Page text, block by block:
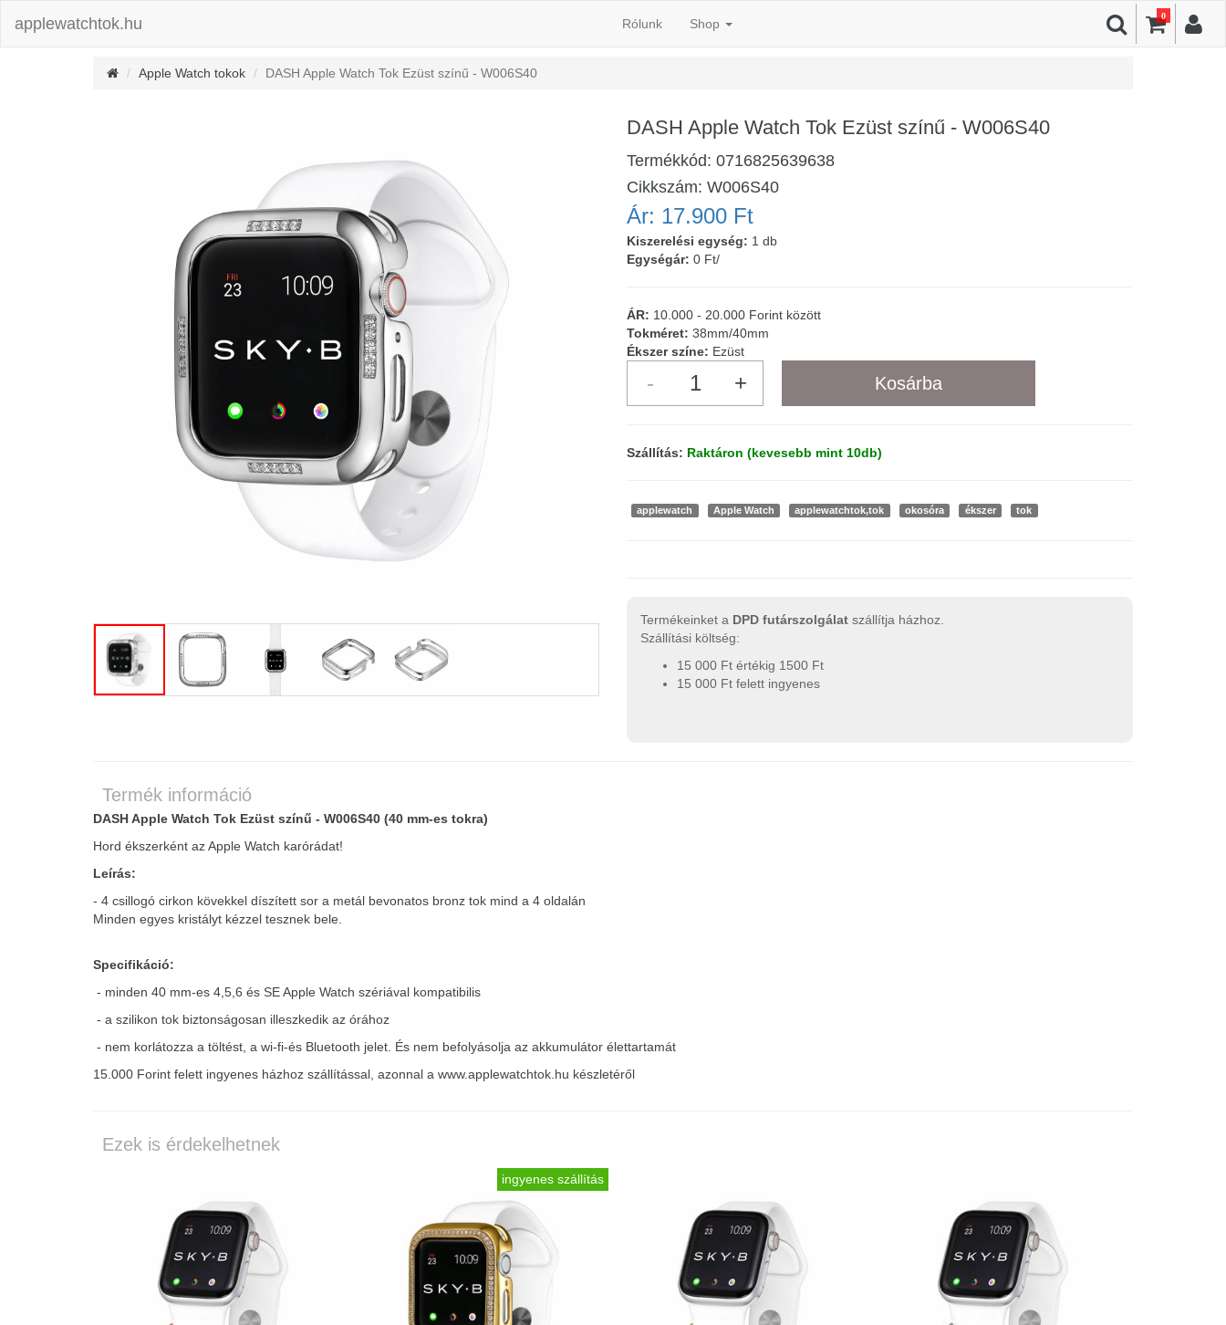
applewatchtok.hu 0
Rólunk Shop
Apple Watch tokok DASH Apple Watch Tok Ezüst színű - W006S40
DASH Apple Watch Tok Ezüst színű - W006S40
Termékkód: 0716825639638
Cikkszám: W006S40
Ár: 17.900 Ft
Kiszerelési egység: 1 db
Egységár: 0 Ft/
ÁR: 10.000 - 20.000 Forint között
Tokméret: 38mm/40mm
Ékszer színe: Ezüst
Szállítás: Raktáron (kevesebb mint 10db)
applewatch Apple Watch applewatchtok,tok okosóra ékszer tok
Termékeinket a DPD futárszolgálat szállítja házhoz.
Szállítási költség:
15 000 Ft értékig 1500 Ft
15 000 Ft felett ingyenes
Termék információ
DASH Apple Watch Tok Ezüst színű - W006S40 (40 mm-es tokra)
Hord ékszerként az Apple Watch karórádat!
Leírás:
- 4 csillogó cirkon kövekkel díszített sor a metál bevonatos bronz tok mind a 4 oldalán
Minden egyes kristályt kézzel tesznek bele.
Specifikáció:
- minden 40 mm-es 4,5,6 és SE Apple Watch szériával kompatibilis
- a szilikon tok biztonságosan illeszkedik az órához
- nem korlátozza a töltést, a wi-fi-és Bluetooth jelet. És nem befolyásolja az akkumulátor élettartamát
15.000 Forint felett ingyenes házhoz szállítással, azonnal a www.applewatchtok.hu készletéről
Ezek is érdekelhetnek
ingyenes szállítás